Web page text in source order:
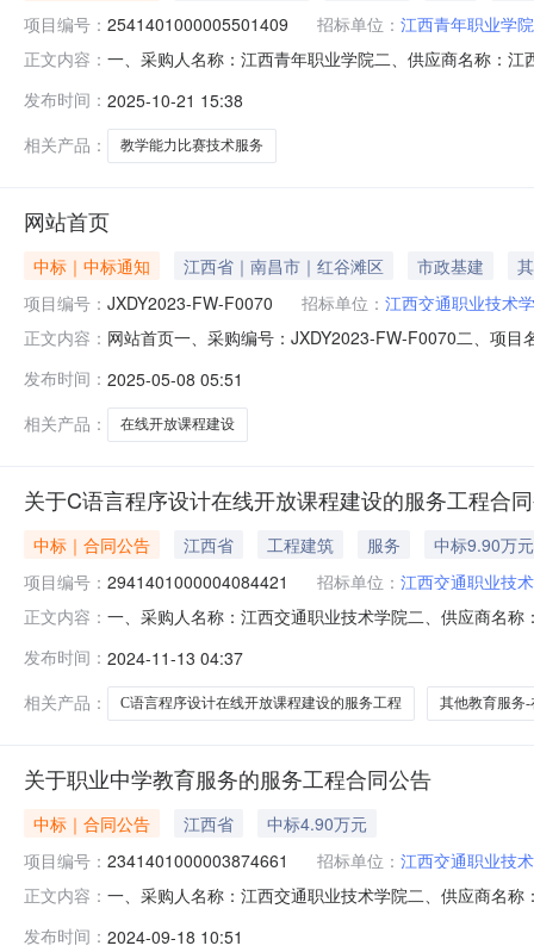
项目编号： 2541401000005501409 招标单位： 江西青年职业学
正文内容： 一、采购人名称：江西青年职业学院二、供应商名称：
服务要求或标的基本概况：七、其它事项：无八、联系
发布时间： 2025-10-21 15:38
相关产品：
教学能力比赛技术服务
网站首页
中标｜中标通知 江西省｜南昌市｜红谷滩区 市政基建
项目编号： JXDY2023-FW-F0070 招标单位： 江西交通职业技术
正文内容： 网站首页一、采购编号：JXDY2023-FW-F0070二、项
字楼）1901、1905室5.成交金额（人民币）：
发布时间： 2025-05-08 05:51
相关产品：
在线开放课程建设
关于C语言程序设计在线开放课程建设的服务工程合
中标｜合同公告 江西省 工程建筑 服务
中标9.90万元
项目编号： 2941401000004084421 招标单位： 江西交通职业技
正文内容： 一、采购人名称：江西交通职业技术学院二、供应商名
设视频制作次1.009900099000服务要求或标的基本概况
发布时间： 2024-11-13 04:37
相关产品：
C语言程序设计在线开放课程建设的服务工程 其他教育服务
关于职业中学教育服务的服务工程合同公告
中标｜合同公告 江西省
中标4.90万元
项目编号： 2341401000003874661 招标单位： 江西交通职业技
正文内容： 一、采购人名称：江西交通职业技术学院二、供应商名
1.004900049000服务要求或标的基本概况：七、其它事
发布时间： 2024-09-18 10:51